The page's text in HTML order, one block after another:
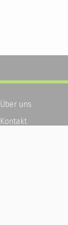
Über uns
Kontakt